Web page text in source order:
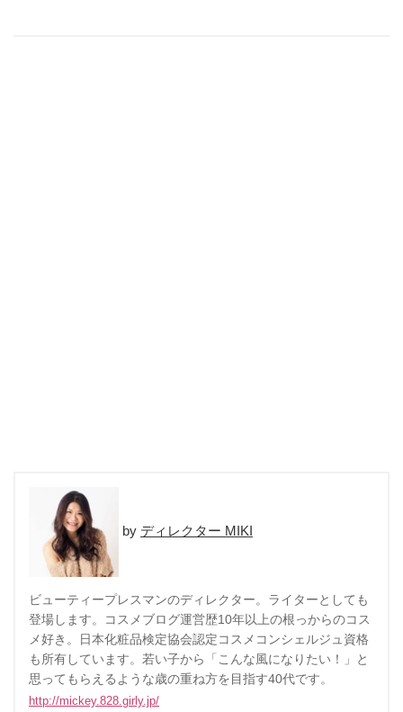
ディレクター MIKI
ビューティープレスマンのディレクター。ライターとしても
登場します。コスメブログ運営歴10年以上の根っからのコス
メ好き。日本化粧品検定協会認定コスメコンシェルジュ資格
も所有しています。若い子から「こんな風になりたい！」と
思ってもらえるような歳の重ね方を目指す40代です。
http://mickey.828.girly.jp/